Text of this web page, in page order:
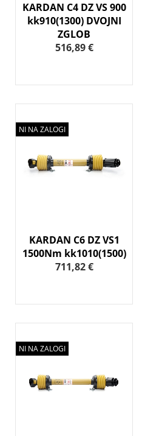
KARDAN C4 DZ VS 900
kk910(1300) DVOJNI
ZGLOB
516,89 €
NI NA ZALOGI
KARDAN C6 DZ VS1
1500Nm kk1010(1500)
711,82 €
NI NA ZALOGI